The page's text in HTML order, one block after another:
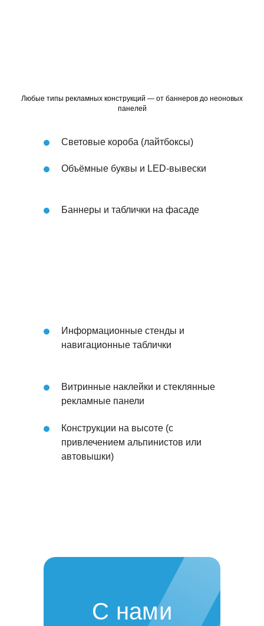
Любые типы рекламных конструкций — от баннеров до неоновых
панелей
Световые короба (лайтбоксы)
Объёмные буквы и LED-вывески
Баннеры и таблички на фасаде
Информационные стенды и
навигационные таблички
Витринные наклейки и стеклянные
рекламные панели
Конструкции на высоте (с
привлечением альпинистов или
автовышки)
С нами